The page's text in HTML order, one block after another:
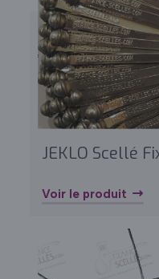
JEKLO Scellé
Voir le produit